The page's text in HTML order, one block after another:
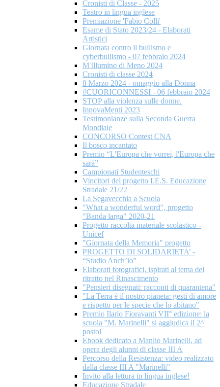
Cronisti di Classe - 2025
Teatro in lingua inglese
Premiazione 'Fabio Colli'
Esame di Stato 2023/24 - Elaborati
Artistici
Giornata contro il bullismo e
cyberbullismo - 07 febbraio 2024
M'Illumino di Meno 2024
Cronisti di classe 2024
8 Marzo 2024 - omaggio alla Donna
#CUORICONNESSI - 06 febbraio 2024
STOP alla violenza sulle donne.
InnovaMenti 2023
Testimonianze sulla Seconda Guerra
Mondiale
CONCORSO Contest CNA
Il bosco incantato
Premio “L'Europa che vorrei, l'Europa che
sarà”
Campionati Studenteschi
Vincitori del progetto I.E.S. Educazione
Stradale 21/22
La Segavecchia a Scuola
"What a wonderful word", progetto
"Banda larga" 2020-21
Progetto raccolta materiale scolastico -
Unicef
"Giornata della Memoria" progetto
PROGETTO DI SOLIDARIETA’ -
“Studio Anch’io”
Elaborati fotografici, ispirati al tema del
ritratto nel Rinascimento
"Pensieri disegnati: racconti di quarantena"
"La Terra è il nostro pianeta: gesti di amore
e rispetto per le specie che lo abitano"
Premio Ilario Fioravanti VII° edizione: la
scuola "M. Marinelli" si aggiudica il 2^
posto!
Ebook dedicato a Manlio Marinelli, ad
opera degli alunni di classe III A
Percorso della Resistenza: video realizzato
dalla classe III A "Marinelli"
Invito alla lettura in lingua inglese!
Educazione Stradale